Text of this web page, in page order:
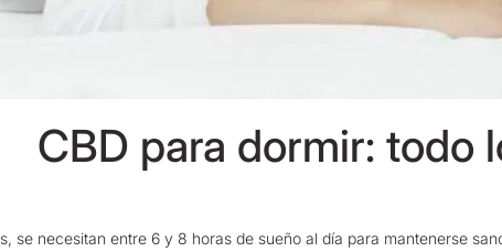
CBD para dormir: todo
se necesitan entre 6 y 8 horas de sueño al día para mantenerse